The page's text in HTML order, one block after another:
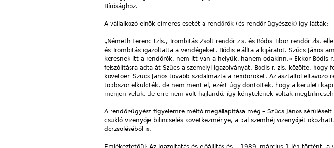
Bírósághoz.
A vállalkozó-elnök címeres esetét a rendőrök (és rendőr-ügyészek) így látták:
„Németh Ferenc tzls., Trombitás Zsolt rendőr zls. és Bódis Tibor rendőr zls.
és Trombitás igazoltatta a vendégeket, Bódis elállta a kijáratot. Szűcs János
keresnek itt a rendőrök, nem itt van a helyük, hanem odakinn.« Ekkor Bódis
felszólításra adta át Szűcs a személyi igazolványát. Bódis r. zls. közölte, hogy
követően Szűcs János tovább szidalmazta a rendőröket. Az asztaltól
többször elküldték, de nem ment el, ezért úgy döntöttek, hogy a kerületi
menjen velük, de erre nem volt hajlandó, így kénytelenek voltak
A rendőr-ügyész figyelemre méltó megállapítása még – Szűcs János
csukló vizenyője bilincselés következménye, a bal szemhéj vizenyőjét
dörzsöléséből is.
Emlékeztetőül: Az igazoltatás és előállítás és… 1989. március 1-jén történt,